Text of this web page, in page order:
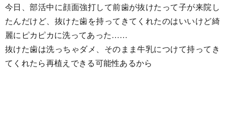
今日、部活中に顔面強打して前歯が抜けたって子が来院し
たんだけど、抜けた歯を持ってきてくれたのはいいけど綺
麗にピカピカに洗ってあった……
抜けた歯は洗っちゃダメ、そのまま牛乳につけて持ってき
てくれたら再植えできる可能性あるから